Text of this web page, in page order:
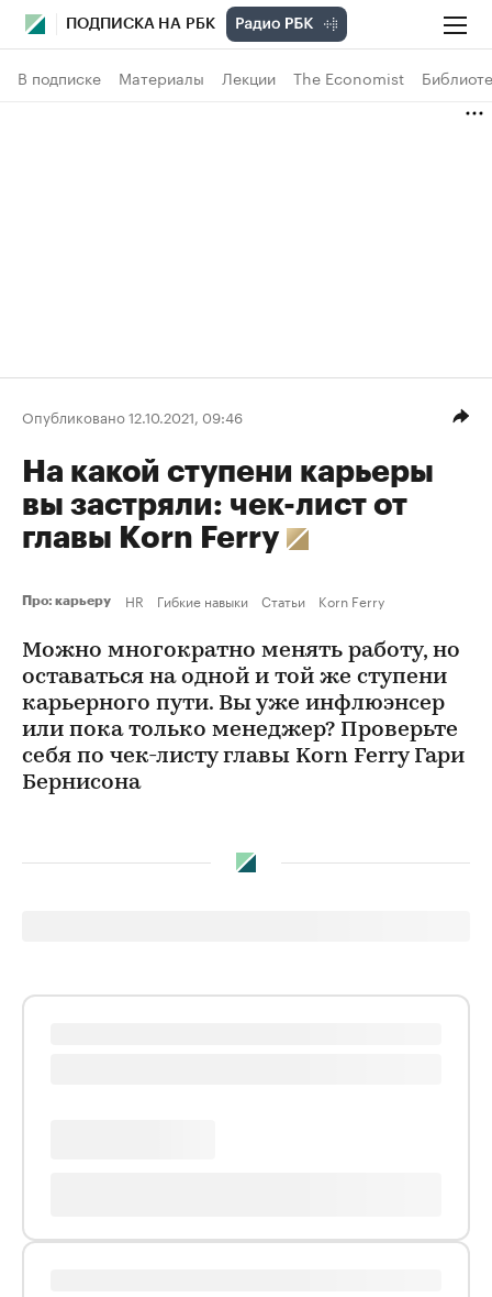
ПОДПИСКА НА РБК
В подписке Материалы Лекции The Economist
Опубликовано 12.10.2021, 09:46
На какой ступени карьеры
вы застряли: чек-лист от
главы Korn Ferry
Про: карьеру HR Гибкие навыки Статьи Korn Ferry
Можно многократно менять работу, но
оставаться на одной и той же ступени
карьерного пути. Вы уже инфлюэнсер
или пока только менеджер? Проверьте
себя по чек-листу главы Korn Ferry Гари
Бернисона